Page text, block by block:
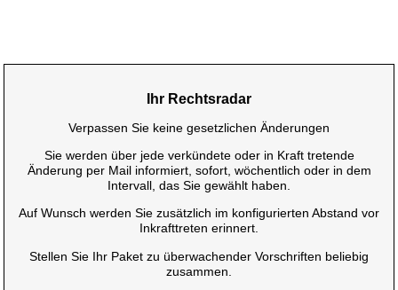
Ihr Rechtsradar
Verpassen Sie keine gesetzlichen Änderungen
Sie werden über jede verkündete oder in Kraft tretende
Änderung per Mail informiert, sofort, wöchentlich oder in dem
Intervall, das Sie gewählt haben.
Auf Wunsch werden Sie zusätzlich im konfigurierten Abstand vor
Inkrafttreten erinnert.
Stellen Sie Ihr Paket zu überwachender Vorschriften beliebig
zusammen.